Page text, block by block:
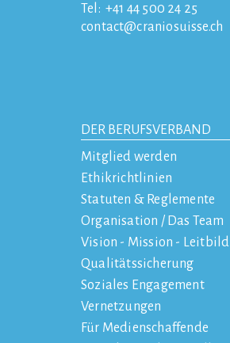
Tel: +41 44 500 24 25
contact
craniosuisse.ch
DER BERUFSVERBAND
Mitglied werden
Ethikrichtlinien
Statuten & Reglemente
Organisation / Das Team
Vision - Mission - Leitbild
Qualitätssicherung
Soziales Engagement
Vernetzungen
Für Medienschaffende